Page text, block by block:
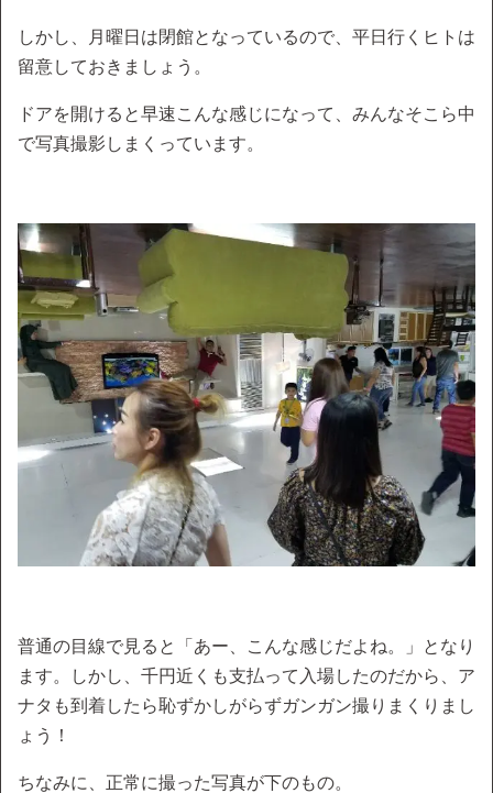
しかし、月曜日は閉館となっているので、平日行くヒトは
留意しておきましょう。
ドアを開けると早速こんな感じになって、みんなそこら中
で写真撮影しまくっています。
普通の目線で見ると「あー、こんな感じだよね。」となり
ます。しかし、千円近くも支払って入場したのだから、ア
ナタも到着したら恥ずかしがらずガンガン撮りまくりまし
ょう！
ちなみに、正常に撮った写真が下のもの。